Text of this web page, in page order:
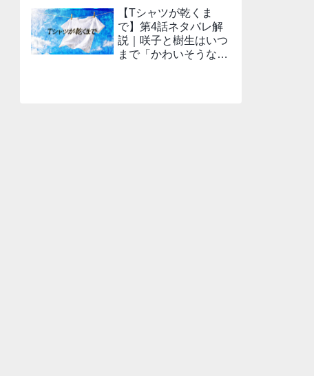
【Tシャツが乾くま
で】第4話ネタバレ解
説｜咲子と樹生はいつ
まで「かわいそうな